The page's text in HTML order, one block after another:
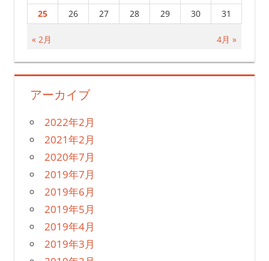
« 2月 4月 »
25
26 27 28 29 30 31
アーカイブ
2022年2月
2021年2月
2020年7月
2019年7月
2019年6月
2019年5月
2019年4月
2019年3月